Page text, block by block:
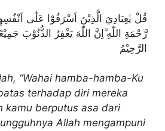
رَّحْمَةِ اللّٰهِ ۗاِنَّ اللّٰهَ يَغْفِرُ الذُّنُوْبَ
الرَّحِيْمُ
“Wahai hamba-hamba-Ku
terhadap diri mereka
kamu berputus asa dari
Allah mengampuni